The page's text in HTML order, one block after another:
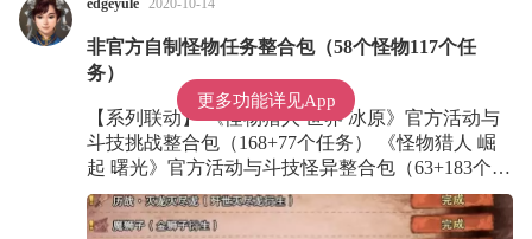
edgeyule 2020-10-14
非官方自制怪物任务整合包（58个怪物117个任
务）
【系列联动】 《怪物猎人 世界 冰原》官方活动与
斗技挑战整合包（168+77个任务） 《怪物猎人 崛
起 曙光》官方活动与斗技怪异整合包（63+183个任
务） 《怪物猎人 荒野》官方活动与挑战任务整合
包（82+41个任务）
更多功能详见App